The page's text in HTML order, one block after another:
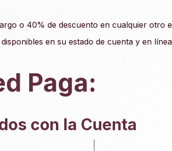
o 40% de descuento en cualquier otro
en su estado de cuenta y en línea
Paga:
con la Cuenta